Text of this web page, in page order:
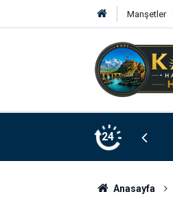
Manşetler
24
gram eroin ele geçirildi
Anasayfa